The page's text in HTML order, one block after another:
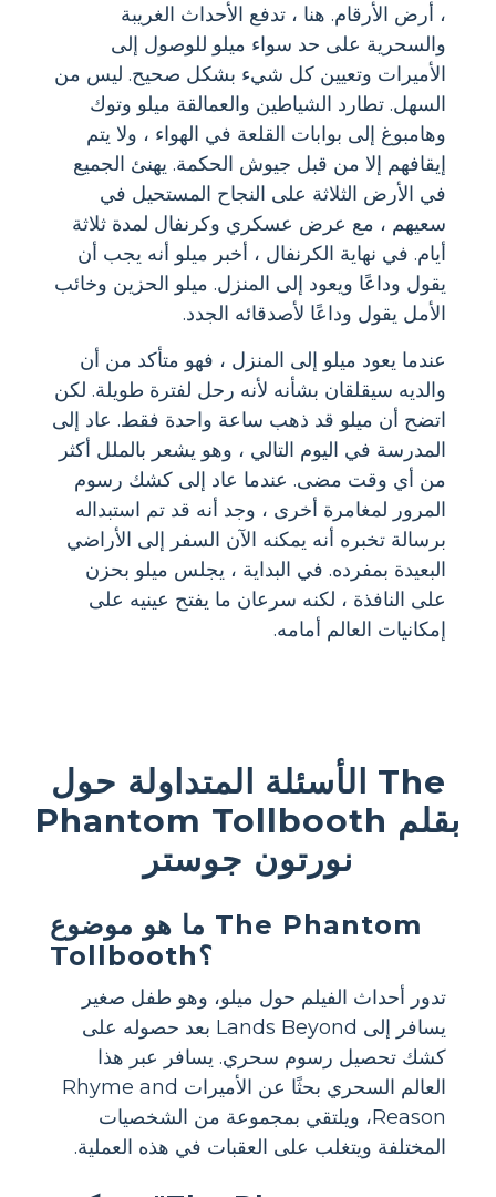
، أرض الأرقام. هنا ، تدفع الأحداث الغريبة
والسحرية على حد سواء ميلو للوصول إلى
الأميرات وتعيين كل شيء بشكل صحيح. ليس من
السهل. تطارد الشياطين والعمالقة ميلو وتوك
وهامبوغ إلى بوابات القلعة في الهواء ، ولا يتم
إيقافهم إلا من قبل جيوش الحكمة. يهنئ الجميع
في الأرض الثلاثة على النجاح المستحيل في
سعيهم ، مع عرض عسكري وكرنفال لمدة ثلاثة
أيام. في نهاية الكرنفال ، أخبر ميلو أنه يجب أن
يقول وداعًا ويعود إلى المنزل. ميلو الحزين وخائب
الأمل يقول وداعًا لأصدقائه الجدد.
عندما يعود ميلو إلى المنزل ، فهو متأكد من أن
والديه سيقلقان بشأنه لأنه رحل لفترة طويلة. لكن
اتضح أن ميلو قد ذهب ساعة واحدة فقط. عاد إلى
المدرسة في اليوم التالي ، وهو يشعر بالملل أكثر
من أي وقت مضى. عندما عاد إلى كشك رسوم
المرور لمغامرة أخرى ، وجد أنه قد تم استبداله
برسالة تخبره أنه يمكنه الآن السفر إلى الأراضي
البعيدة بمفرده. في البداية ، يجلس ميلو بحزن
على النافذة ، لكنه سرعان ما يفتح عينيه على
إمكانيات العالم أمامه.
الأسئلة المتداولة حول The
Phantom Tollbooth بقلم
نورتون جوستر
ما هو موضوع The Phantom
Tollbooth؟
تدور أحداث الفيلم حول ميلو، وهو طفل صغير
يسافر إلى Lands Beyond بعد حصوله على
كشك تحصيل رسوم سحري. يسافر عبر هذا
العالم السحري بحثًا عن الأميرات Rhyme and
Reason، ويلتقي بمجموعة من الشخصيات
المختلفة ويتغلب على العقبات في هذه العملية.